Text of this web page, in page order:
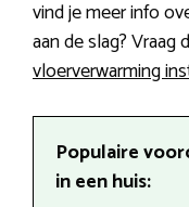
vind je meer info
aan de slag?
vloerverwarming
Populaire
in een huis: